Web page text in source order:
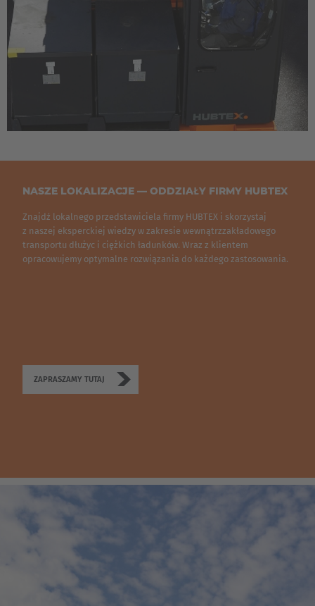
Luxembourg
Français
Nederland
Österreich
Polska
Polski
Türkiye
NASZE LOKALIZACJE — ODDZIAŁY FIRMY HUBTEX
Znajdź lokalnego przedstawiciela firmy HUBTEX i skorzystaj
z naszej eksperckiej wiedzy w zakresie wewnątrzzakładowego
transportu dłużyc i ciężkich ładunków. Wraz z klientem
opracowujemy optymalne rozwiązania do każdego zastosowania.
ZAPRASZAMY TUTAJ